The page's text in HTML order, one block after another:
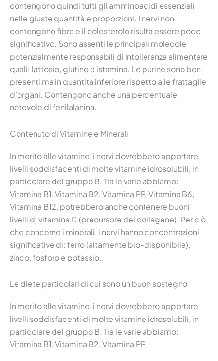
contengono quindi tutti gli amminoacidi essenziali
nelle giuste quantità e proporzioni. I nervi non
contengono fibre e il colesterolo risulta essere poco
significativo. Sono assenti le principali molecole
potenzialmente responsabili di intolleranza alimentare
quali: lattosio, glutine e istamina. Le purine sono ben
presenti ma in quantità inferiore rispetto alle frattaglie
d’organi. Contengono anche una percentuale
notevole di fenilalanina.
Contenuto di Vitamine e Minerali
In merito alle vitamine, i nervi dovrebbero apportare
livelli soddisfacenti di molte vitamine idrosolubili, in
particolare del gruppo B. Tra le varie abbiamo:
Vitamina B1, Vitamina B2, Vitamina PP, Vitamina B6,
Vitamina B12, potrebbero anche contenere buoni
livelli di vitamina C (precursore del collagene). Per ciò
che concerne i minerali, i nervi hanno concentrazioni
significative di: ferro (altamente bio-disponibile),
zinco, fosforo e potassio.
Le diete particolari di cui sono un buon sostegno
In merito alle vitamine, i nervi dovrebbero apportare
livelli soddisfacenti di molte vitamine idrosolubili, in
particolare del gruppo B. Tra le varie abbiamo:
Vitamina B1, Vitamina B2, Vitamina PP,